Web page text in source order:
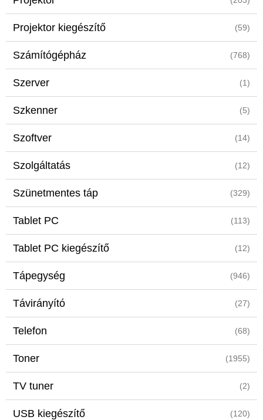
Projektor kiegészítő (59)
Számítógépház (768)
Szerver (1)
Szkenner (5)
Szoftver (14)
Szolgáltatás (12)
Szünetmentes táp (329)
Tablet PC (113)
Tablet PC kiegészítő (12)
Tápegység (946)
Távirányító (27)
Telefon (68)
Toner (1955)
TV tuner (2)
USB kiegészítő (120)